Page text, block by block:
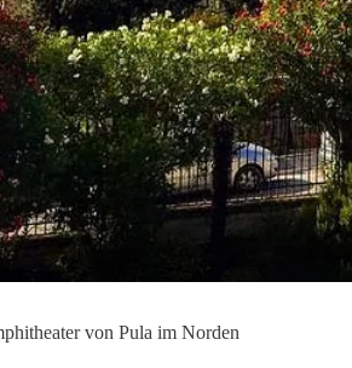
von Pula im Norden